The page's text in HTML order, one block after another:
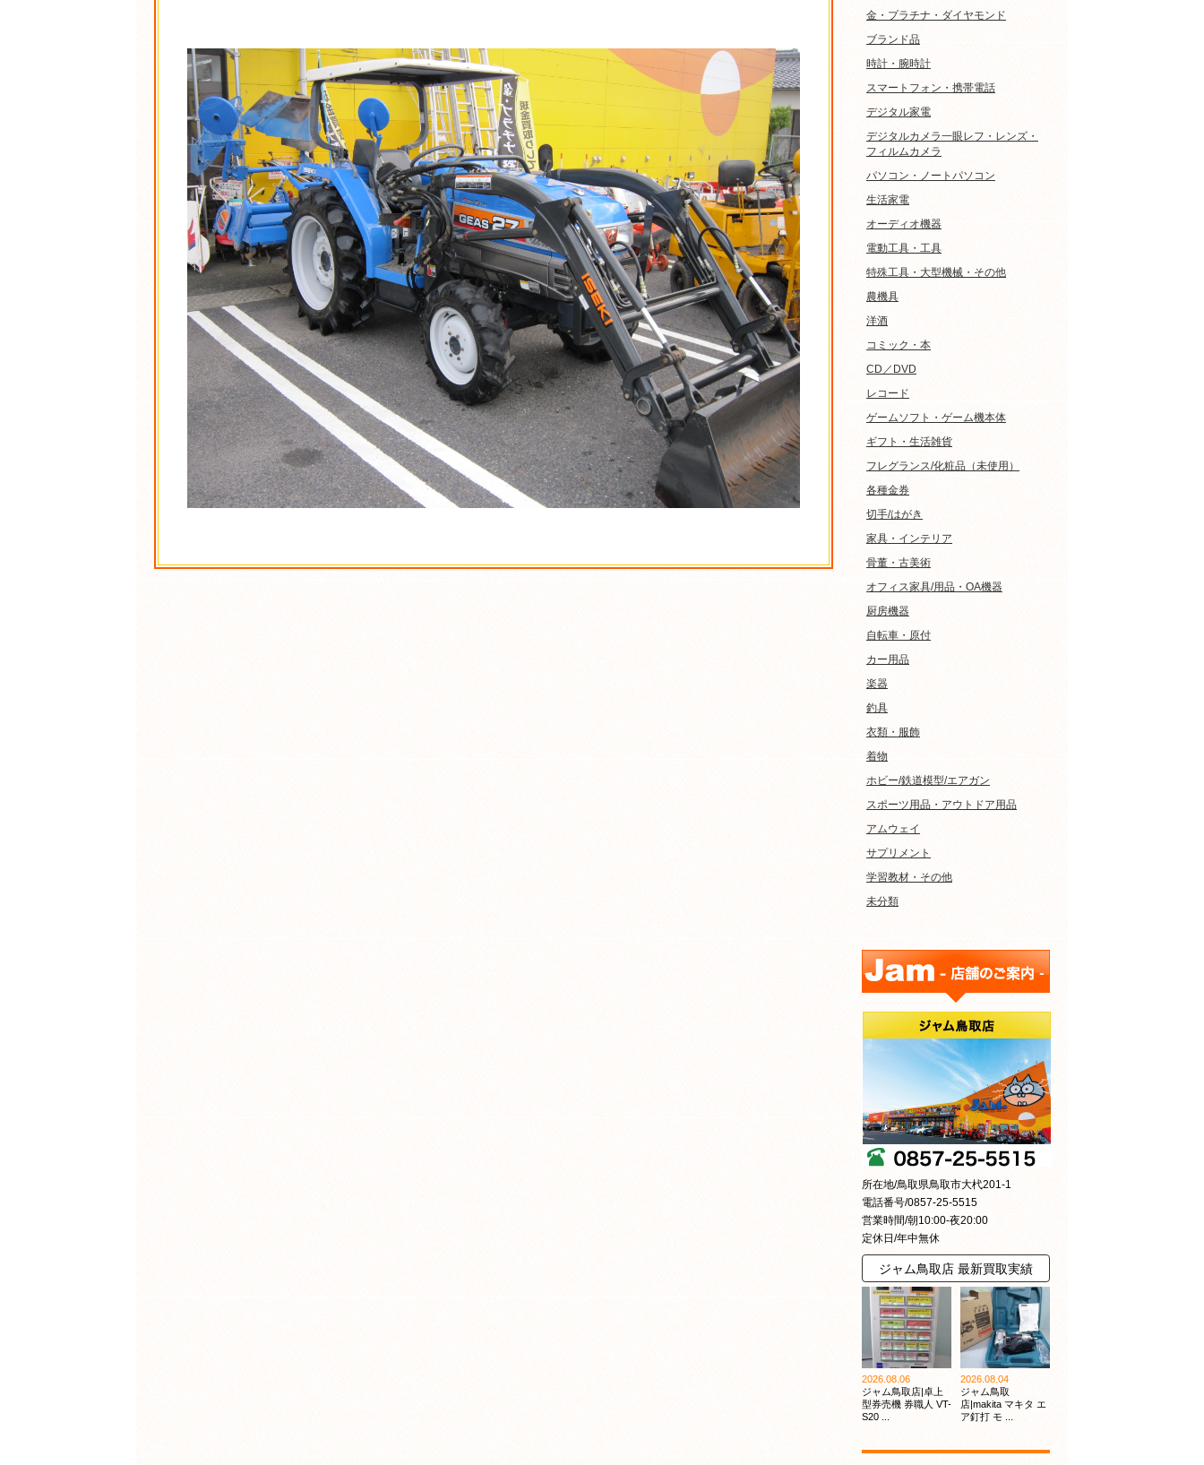
金・プラチナ・ダイヤモンド
ブランド品
時計・腕時計
スマートフォン・携帯電話
デジタル家電
デジタルカメラ一眼レフ・レンズ・
フィルムカメラ
パソコン・ノートパソコン
生活家電
オーディオ機器
電動工具・工具
特殊工具・大型機械・その他
農機具
洋酒
コミック・本
CD／DVD
レコード
ゲームソフト・ゲーム機本体
ギフト・生活雑貨
フレグランス/化粧品（未使用）
各種金券
切手/はがき
家具・インテリア
骨董・古美術
オフィス家具/用品・OA機器
厨房機器
自転車・原付
カー用品
楽器
釣具
衣類・服飾
着物
ホビー/鉄道模型/エアガン
スポーツ用品・アウトドア用品
アムウェイ
サプリメント
学習教材・その他
未分類
所在地/鳥取県鳥取市大杙201-1
電話番号/0857-25-5515
営業時間/朝10:00-夜20:00
定休日/年中無休
ジャム鳥取店 最新買取実績
2026.08.06
ジャム鳥取店|卓上
型券売機 券職人 VT-
S20 ...
2026.08.04
ジャム鳥取
店|makita マキタ エ
ア釘打 モ ...